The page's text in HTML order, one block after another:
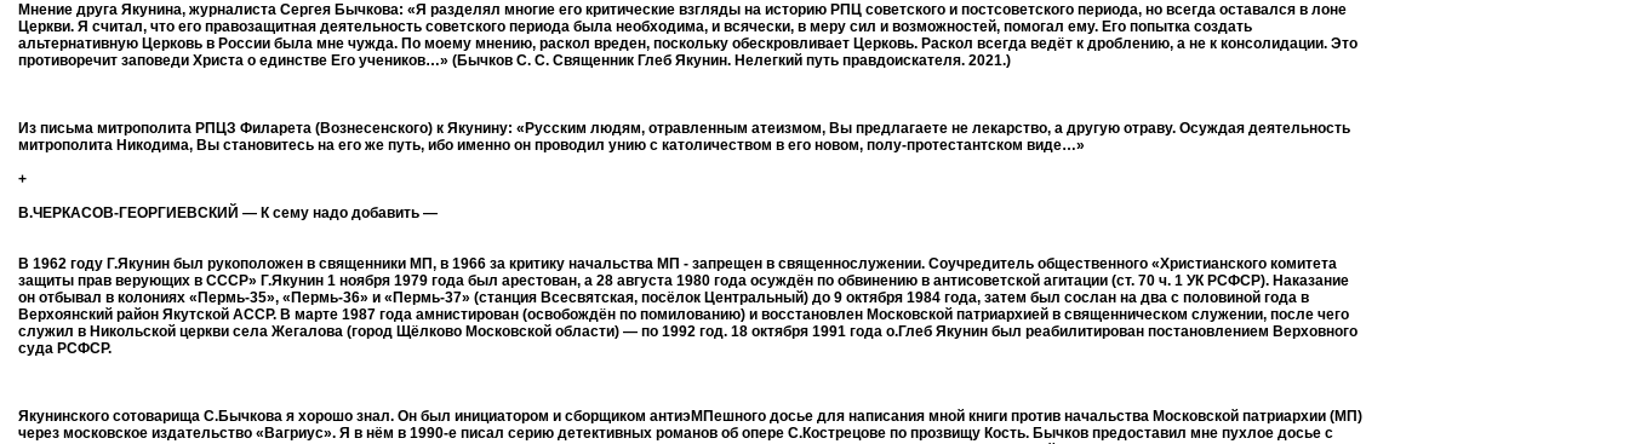
Мнение друга Якунина, журналиста Сергея Бычкова: «Я разделял многие его критические взгляды на историю РПЦ советского и постсоветского периода, но всегда оставался в лоне
Церкви. Я считал, что его правозащитная деятельность советского периода была необходима, и всячески, в меру сил и возможностей, помогал ему. Его попытка создать
альтернативную Церковь в России была мне чужда. По моему мнению, раскол вреден, поскольку обескровливает Церковь. Раскол всегда ведёт к дроблению, а не к консолидации. Это
противоречит заповеди Христа о единстве Его учеников…» (Бычков С. С. Священник Глеб Якунин. Нелегкий путь правдоискателя. 2021.)
Из письма митрополита РПЦЗ Филарета (Вознесенского) к Якунину: «Русским людям, отравленным атеизмом, Вы предлагаете не лекарство, а другую отраву. Осуждая деятельность
митрополита Никодима, Вы становитесь на его же путь, ибо именно он проводил унию с католичеством в его новом, полу-протестантском виде…»
+
В.ЧЕРКАСОВ-ГЕОРГИЕВСКИЙ — К сему надо добавить —
В 1962 году Г.Якунин был рукоположен в священники МП, в 1966 за критику начальства МП - запрещен в священнослужении. Соучредитель общественного «Христианского комитета
защиты прав верующих в СССР» Г.Якунин 1 ноября 1979 года был арестован, а 28 августа 1980 года осуждён по обвинению в антисоветской агитации (ст. 70 ч. 1 УК РСФСР). Наказание
он отбывал в колониях «Пермь-35», «Пермь-36» и «Пермь-37» (станция Всесвятская, посёлок Центральный) до 9 октября 1984 года, затем был сослан на два с половиной года в
Верхоянский район Якутской АССР. В марте 1987 года амнистирован (освобождён по помилованию) и восстановлен Московской патриархией в священническом служении, после чего
служил в Никольской церкви села Жегалова (город Щёлково Московской области) — по 1992 год. 18 октября 1991 года о.Глеб Якунин был реабилитирован постановлением Верховного
суда РСФСР.
Якунинского сотоварища С.Бычкова я хорошо знал. Он был инициатором и сборщиком антиэМПешного досье для написания мной книги против начальства Московской патриархии (МП)
через московское издательство «Вагриус». Я в нём в 1990-е писал серию детективных романов об опере С.Кострецове по прозвищу Кость. Бычков предоставил мне пухлое досье с